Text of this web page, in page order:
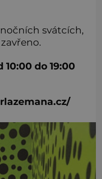
svátcích,
do 19:00